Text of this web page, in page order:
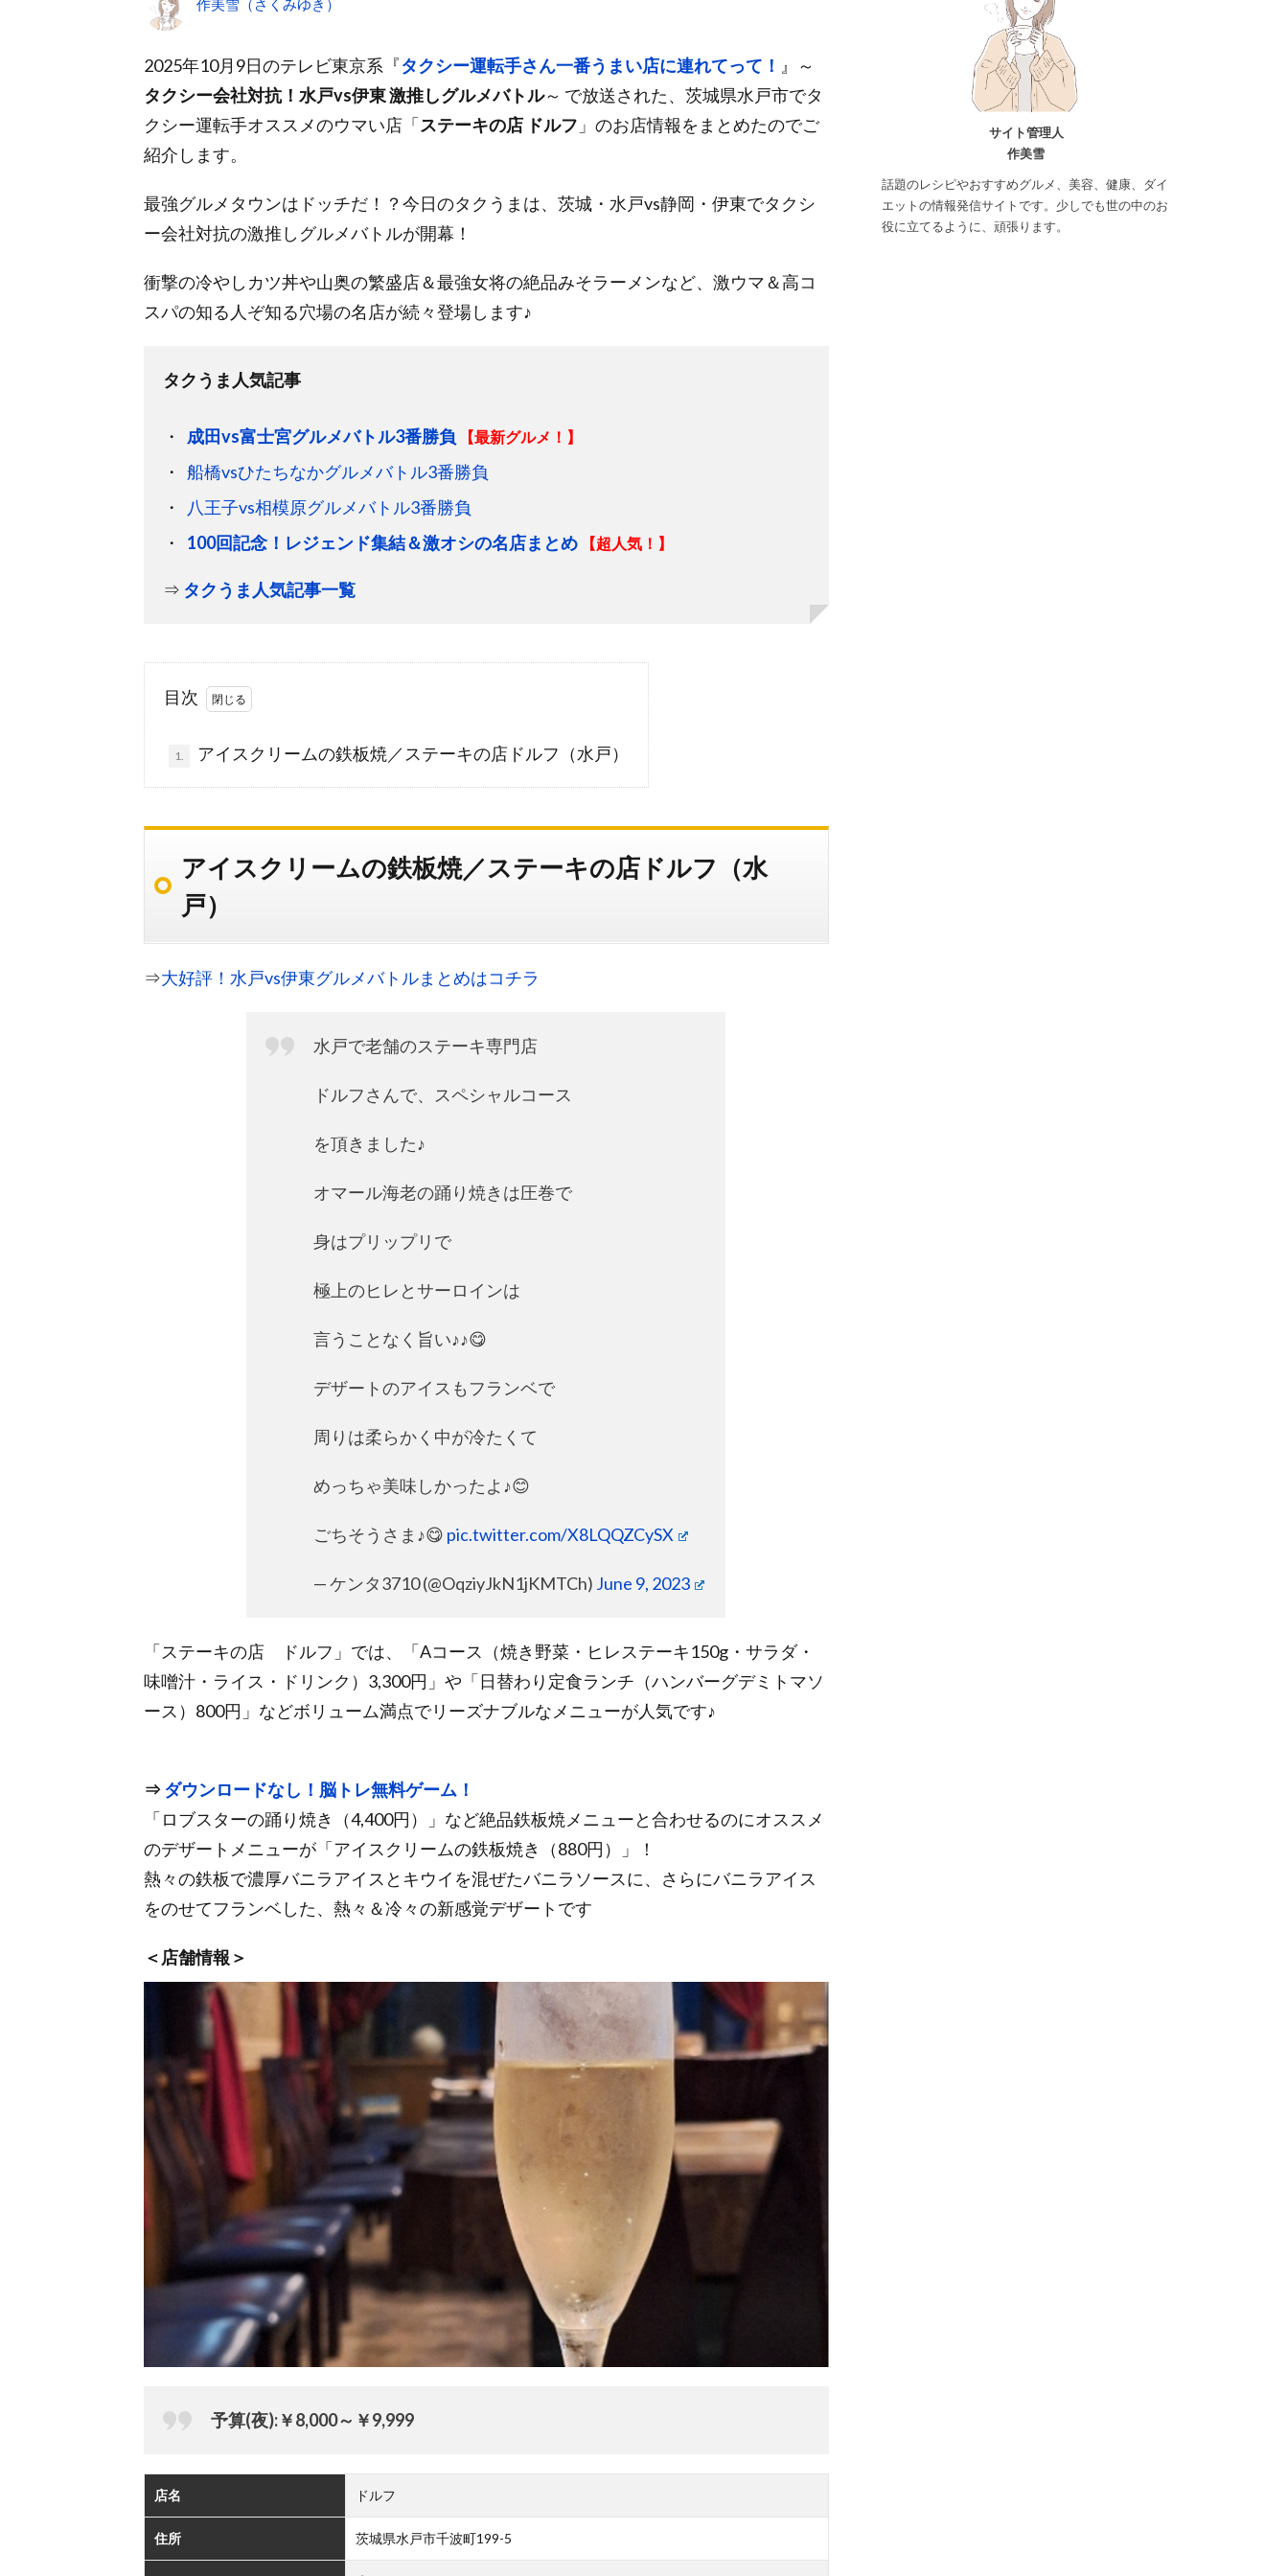
作美雪（さくみゆき）
2025年10月9日のテレビ東京系『タクシー運転手さん一番うまい店に連れてって！ 』～
タクシー会社対抗！水戸vs伊東 激推しグルメバトル～ で放送された、茨城県水戸市でタ
クシー運転手オススメのウマい店「ステーキの店 ドルフ 」のお店情報をまとめたのでご
紹介します。
最強グルメタウンはドッチだ！？今日のタクうまは、茨城・水戸vs静岡・伊東でタクシ
ー会社対抗の激推しグルメバトルが開幕！
衝撃の冷やしカツ丼や山奥の繁盛店＆最強女将の絶品みそラーメンなど、激ウマ＆高コ
スパの知る人ぞ知る穴場の名店が続々登場します♪
タクうま人気記事
成田vs富士宮グルメバトル3番勝負 【最新グルメ！】
船橋vsひたちなかグルメバトル3番勝負
八王子vs相模原グルメバトル3番勝負
100回記念！レジェンド集結＆激オシの名店まとめ
【超人気！】
⇒ タクうま人気記事一覧
目次
1. アイスクリームの鉄板焼／ステーキの店ドルフ（水戸）
アイスクリームの鉄板焼／ステーキの店ドルフ（水
戸）
⇒大好評！水戸vs伊東グルメバトルまとめはコチラ
水戸で老舗のステーキ専門店
ドルフさんで、スペシャルコース
を頂きました♪
オマール海老の踊り焼きは圧巻で
身はプリップリで
極上のヒレとサーロインは
言うことなく旨い♪♪😋
デザートのアイスもフランベで
周りは柔らかく中が冷たくて
めっちゃ美味しかったよ♪😊
ごちそうさま♪😋 pic.twitter.com/X8LQQZCySX
— ケンタ3710 (@OqziyJkN1jKMTCh) June 9, 2023
「ステーキの店 ドルフ」では、「Aコース（焼き野菜・ヒレステーキ150g・サラダ・
味噌汁・ライス・ドリンク）3,300円」や「日替わり定食ランチ（ハンバーグデミトマソ
ース）800円」などボリューム満点でリーズナブルなメニューが人気です♪
⇒ダウンロードなし！脳トレ無料ゲーム！
「ロブスターの踊り焼き（4,400円）」など絶品鉄板焼メニューと合わせるのにオススメ
のデザートメニューが「アイスクリームの鉄板焼き（880円）」！
熱々の鉄板で濃厚バニラアイスとキウイを混ぜたバニラソースに、さらにバニラアイス
をのせてフランベした、熱々＆冷々の新感覚デザートです
＜店舗情報＞
予算(夜):￥8,000～￥9,999
店名 ドルフ
住所 茨城県水戸市千波町199-5
サイト管理人
作美雪
話題のレシピやおすすめグルメ、美容、健康、ダイ
エットの情報発信サイトです。少しでも世の中のお
役に立てるように、頑張ります。